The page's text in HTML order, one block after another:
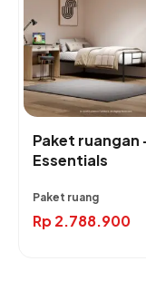
Paket ruangan
Essentials
Paket ruang
Rp2.788.900